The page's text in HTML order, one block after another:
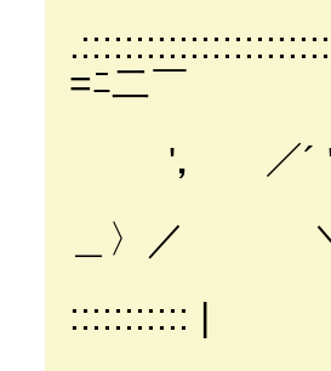
=ﾆ二￣
'， ／´ '､
＿〉／ ＼